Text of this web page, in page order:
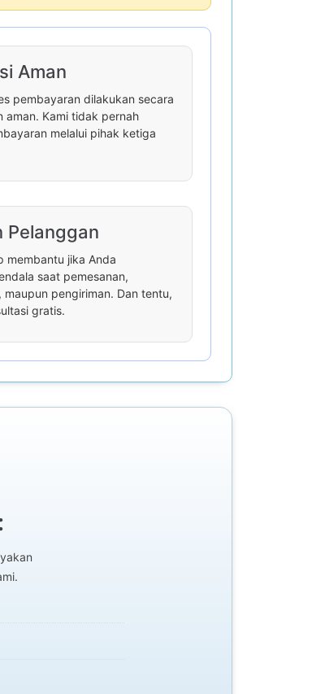
Aman
pembayaran dilakukan secara
aman. Kami tidak pernah
melalui pihak ketiga
Pelanggan
membantu jika Anda
saat pemesanan,
maupun pengiriman. Dan tentu,
gratis.